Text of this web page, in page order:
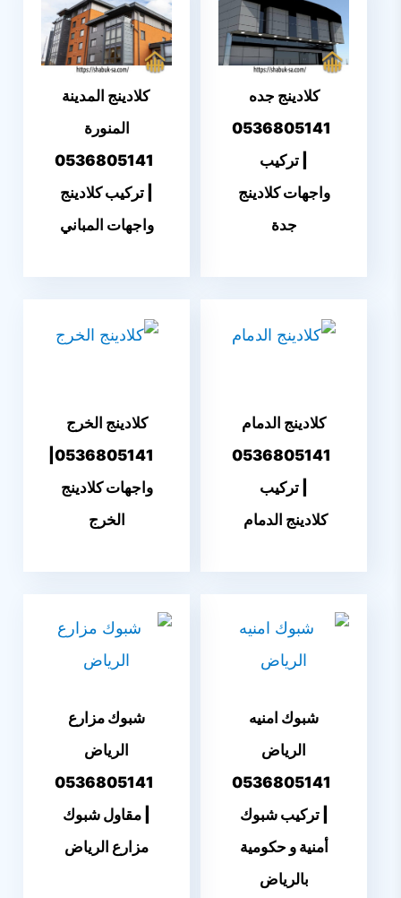
كلادينج جده
0536805141
| تركيب
واجهات كلادينج
جدة
كلادينج المدينة
المنورة
0536805141
| تركيب كلادينج
واجهات المباني
كلادينج الدمام
0536805141
| تركيب
كلادينج الدمام
كلادينج الخرج
0536805141|
واجهات كلادينج
الخرج
شبوك امنيه
الرياض
0536805141
| تركيب شبوك
أمنية و حكومية
بالرياض
شبوك مزارع
الرياض
0536805141
| مقاول شبوك
مزارع الرياض